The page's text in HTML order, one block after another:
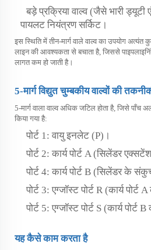
बड़े प्रक्रिया वाल्व (जैसे भारी
पायलट नियंत्रण सर्किट।
इस स्थिति में तीन-मार्ग वाले वाल्व का उपयोग अत्यंत
लाइन की आवश्यकता से बचाता है, जिससे
लागत कम हो जाती है।
5-मार्ग विद्युत चुम्बकीय वाल्वों की
5-मार्ग वाला वाल्व अधिक जटिल होता है, जिसे
किया गया है:
पोर्ट 1: वायु इनलेट (P)।
पोर्ट 2: कार्य पोर्ट A (सिलेंडर
पोर्ट 4: कार्य पोर्ट B (सिलेंडर के
पोर्ट 3: एग्जॉस्ट पोर्ट R (कार्य
पोर्ट 5: एग्जॉस्ट पोर्ट S (कार्य पोर्ट
यह कैसे काम करता है